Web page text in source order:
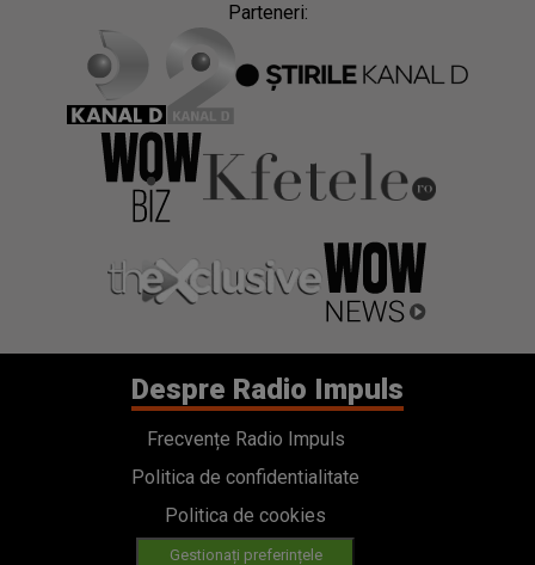
Parteneri:
Despre Radio Impuls
Frecvențe Radio Impuls
Politica de confidentialitate
Politica de cookies
Gestionați preferințele